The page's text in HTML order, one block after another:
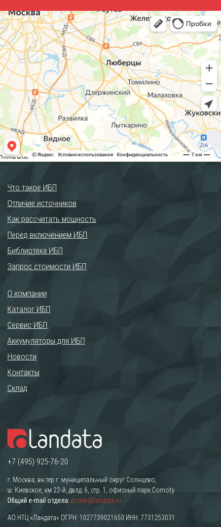
Что такое ИБП
Отличие источников
Как рассчитать мощность
Перед включением ИБП
Библиотека ИБП
Запрос стоимости ИБП
О компании
Каталог ИБП
Сервис ИБП
Аккумуляторы для ИБП
Новости
Контакты
Склад
+7 (495) 925-76-20
г. Москва, вн.тер.г. муниципальный округ Солнцево,
ш. Киевское, км 22-й, двлд. 6, стр. 1, офисный парк Comcity
Общий e-mail отдела: power@landata.ru
АО НТЦ «Ландата» ОГРН: 1027739021650 ИНН: 7731253031